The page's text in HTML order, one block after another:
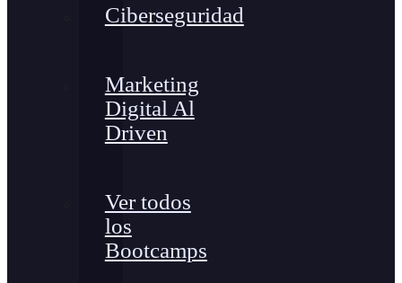
Ciberseguridad
Marketing
Digital Al
Driven
Ver todos
los
Bootcamps